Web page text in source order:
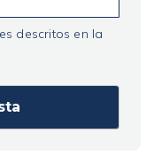
descritos en la